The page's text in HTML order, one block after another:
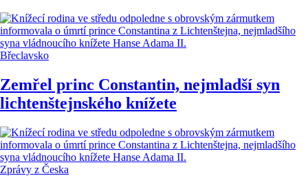
Břeclavsko
Zemřel princ Constantin, nejmladší syn
lichtenštejnského knížete
Zprávy z Česka